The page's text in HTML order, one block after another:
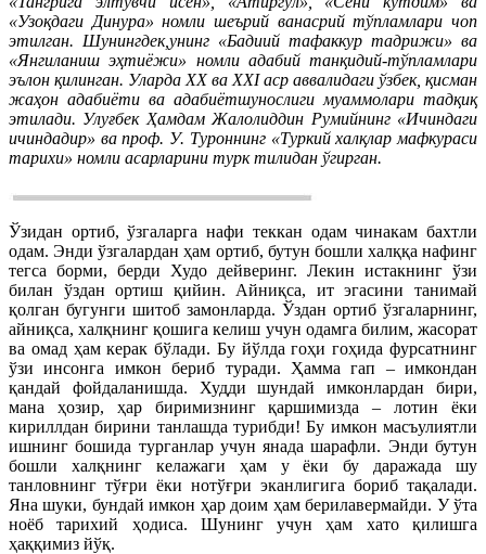
«Узоқдаги Динура» номли шеърий ванасрий тўпламлари чоп
этилган. Шунингдек,унинг «Бадиий тафаккур тадрижи» ва
«Янгиланиш эҳтиёжи» номли адабий танқидий-тўпламлари
эълон қилинган. Уларда ХХ ва ХХI аср аввалидаги ўзбек, қисман
жаҳон адабиёти ва адабиётшунослиги муаммолари тадқиқ
этилади. Улуғбек Ҳамдам Жалолиддин Румийнинг «Ичиндаги
ичиндадир» ва проф. У. Туроннинг «Туркий халқлар мафкураси
тарихи» номли асарларини турк тилидан ўгирган.
Ўзидан ортиб, ўзгаларга нафи теккан одам чинакам бахтли
одам. Энди ўзгалардан ҳам ортиб, бутун бошли халққа нафинг
тегса борми, берди Худо дейверинг. Лекин истакнинг ўзи
билан ўздан ортиш қийин. Айниқса, ит эгасини танимай
қолган бугунги шитоб замонларда. Ўздан ортиб ўзгаларнинг,
айниқса, халқнинг қошига келиш учун одамга билим, жасорат
ва омад ҳам керак бўлади. Бу йўлда гоҳи гоҳида фурсатнинг
ўзи инсонга имкон бериб туради. Ҳамма гап – имкондан
қандай фойдаланишда. Худди шундай имконлардан бири,
мана ҳозир, ҳар биримизнинг қаршимизда – лотин ёки
кириллдан бирини танлашда турибди! Бу имкон масъулиятли
ишнинг бошида турганлар учун янада шарафли. Энди бутун
бошли халқнинг келажаги ҳам у ёки бу даражада шу
танловнинг тўғри ёки нотўғри эканлигига бориб тақалади.
Яна шуки, бундай имкон ҳар доим ҳам берилавермайди. У ўта
ноёб тарихий ҳодиса. Шунинг учун ҳам хато қилишга
ҳаққимиз йўқ.